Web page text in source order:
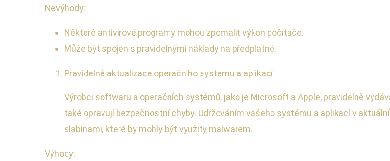
Nevýhody:
Některé antivirové programy mohou zpomalit výkon počítače.
Může být spojen s pravidelnými náklady na předplatné.
Pravidelné aktualizace operačního systému a aplikací
Výrobci softwaru a operačních systémů, jako je Microsoft a Apple, pravidelně
také opravují bezpečnostní chyby. Udržováním vašeho systému a aplikací v
slabinami, které by mohly být využity malwarem.
Výhody: